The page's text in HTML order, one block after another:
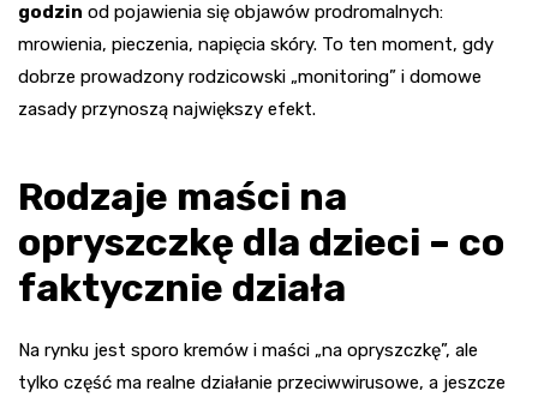
godzin od pojawienia się objawów prodromalnych:
mrowienia, pieczenia, napięcia skóry. To ten moment, gdy
dobrze prowadzony rodzicowski „monitoring” i domowe
zasady przynoszą największy efekt.
Rodzaje maści na
opryszczkę dla dzieci – co
faktycznie działa
Na rynku jest sporo kremów i maści „na opryszczkę”, ale
tylko część ma realne działanie przeciwwirusowe, a jeszcze